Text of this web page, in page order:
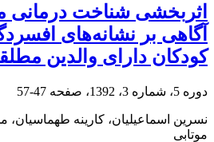
اثربخشی شناخت درمانی
آگاهی بر نشانه‌های
کودکان دارای والدین
دوره 5، شماره 3، 1392، صفحه 47-57
نسرین اسماعیلیان، کارینه
موتابی